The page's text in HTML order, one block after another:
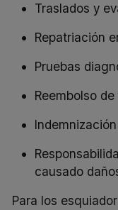
Traslados y
Repatriación
Pruebas
Reembolso
causado
Para los